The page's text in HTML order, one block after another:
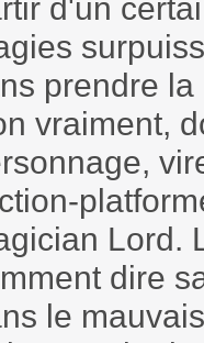
d'un
prendre
vraiment,
Lord.
dire
le